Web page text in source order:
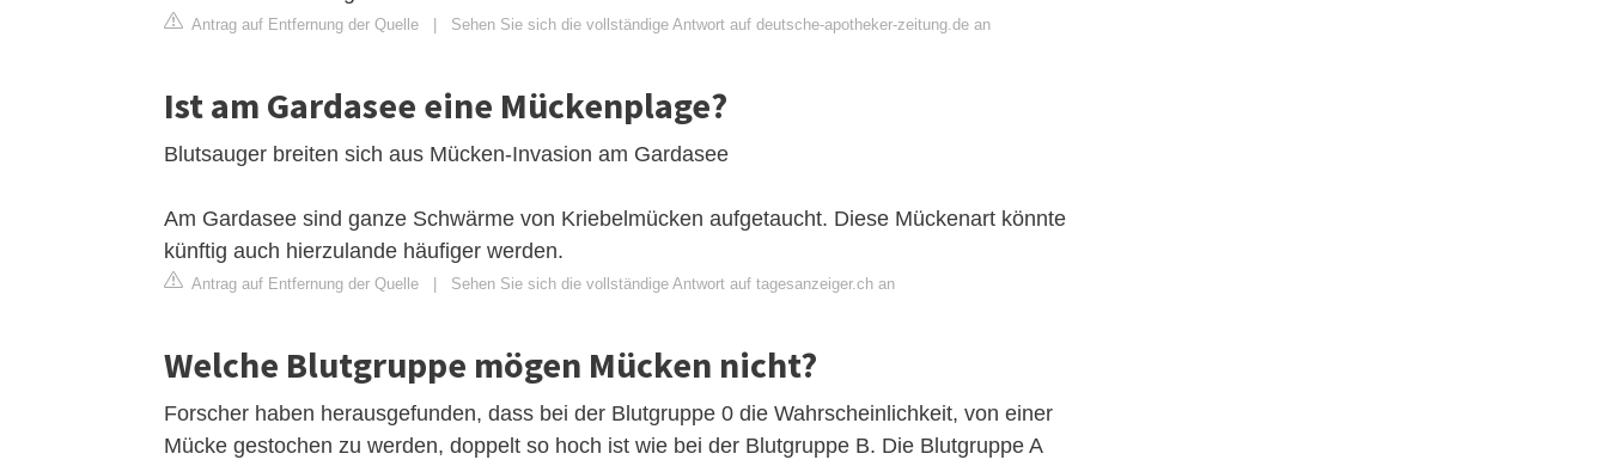
Antrag auf Entfernung der Quelle | Sehen Sie sich die vollständige Antwort auf deutsche-apotheker-zeitung.de an
Ist am Gardasee eine Mückenplage?
Blutsauger breiten sich aus Mücken-Invasion am Gardasee
Am Gardasee sind ganze Schwärme von Kriebelmücken aufgetaucht. Diese Mückenart könnte
künftig auch hierzulande häufiger werden.
Antrag auf Entfernung der Quelle | Sehen Sie sich die vollständige Antwort auf tagesanzeiger.ch an
Welche Blutgruppe mögen Mücken nicht?
Forscher haben herausgefunden, dass bei der Blutgruppe 0 die Wahrscheinlichkeit, von einer
Mücke gestochen zu werden, doppelt so hoch ist wie bei der Blutgruppe B. Die Blutgruppe A